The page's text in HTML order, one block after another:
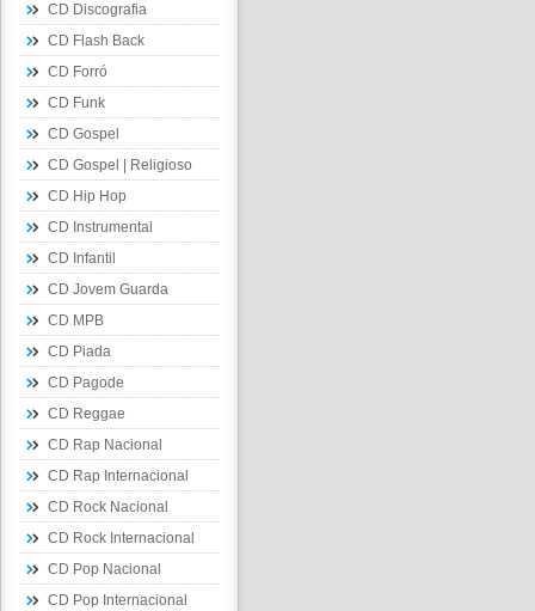
CD Discografia
CD Flash Back
CD Forró
CD Funk
CD Gospel
CD Gospel | Religioso
CD Hip Hop
CD Instrumental
CD Infantil
CD Jovem Guarda
CD MPB
CD Piada
CD Pagode
CD Reggae
CD Rap Nacional
CD Rap Internacional
CD Rock Nacional
CD Rock Internacional
CD Pop Nacional
CD Pop Internacional